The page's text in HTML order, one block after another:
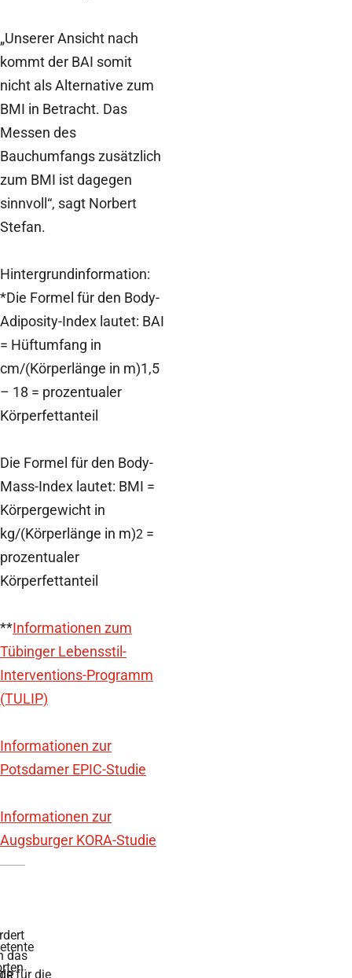
„Unserer Ansicht nach
kommt der BAI somit
nicht als Alternative zum
BMI in Betracht. Das
Messen des
Bauchumfangs zusätzlich
zum BMI ist dagegen
sinnvoll“, sagt Norbert
Stefan.
Hintergrundinformation:
*Die Formel für den Body-
Adiposity-Index lautet: BAI
= Hüftumfang in
cm/(Körperlänge in m)1,5
– 18 = prozentualer
Körperfettanteil
Die Formel für den Body-
Mass-Index lautet: BMI =
Körpergewicht in
kg/(Körperlänge in m)2 =
prozentualer
Körperfettanteil
**Informationen zum
Tübinger Lebensstil-
Interventions-Programm
(TULIP)
Informationen zur
Potsdamer EPIC-Studie
Informationen zur
Augsburger KORA-Studie
für die
das